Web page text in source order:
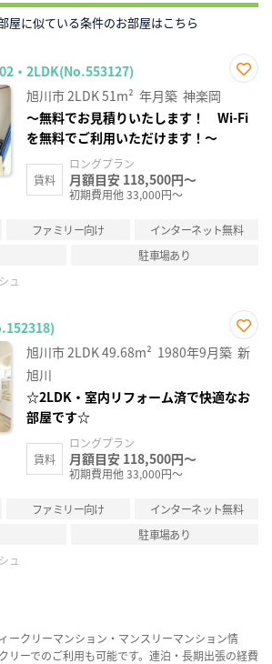
屋に似ている条件のお部屋はこちら
・2LDK(No.553127)
り登
録
旭川市2LDK51m² 年月築 神楽岡
～無料でお見積りいたします！ Wi-Fi
を無料でご利用いただけます！～
賃料
ロングプラン
月額目安 118,500円～
初期費用他 33,000円～
ファミリー向け
インターネット無料
駐車場あり
ュ
お気
に入
旭川市2LDK49.68m² 1980年9月築 新
旭川
☆2LDK・室内リフォーム済で快適なお
部屋です☆
賃料
ロングプラン
月額目安 118,500円～
初期費用他 33,000円～
ファミリー向け
インターネット無料
駐車場あり
ュ
ークリーマンション・マンスリーマンション情
リーでのご利用も可能です。連泊・長期出張の経費